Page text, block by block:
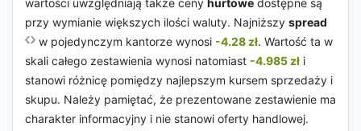
wartości uwzględniają także ceny hurtowe dostępne są
przy wymianie większych ilości waluty. Najniższy spread
w pojedynczym kantorze wynosi -4.28 zł. Wartość ta w
skali całego zestawienia wynosi natomiast -4.985 zł i
stanowi różnicę pomiędzy najlepszym kursem sprzedaży i
skupu. Należy pamiętać, że prezentowane zestawienie ma
charakter informacyjny i nie stanowi oferty handlowej.